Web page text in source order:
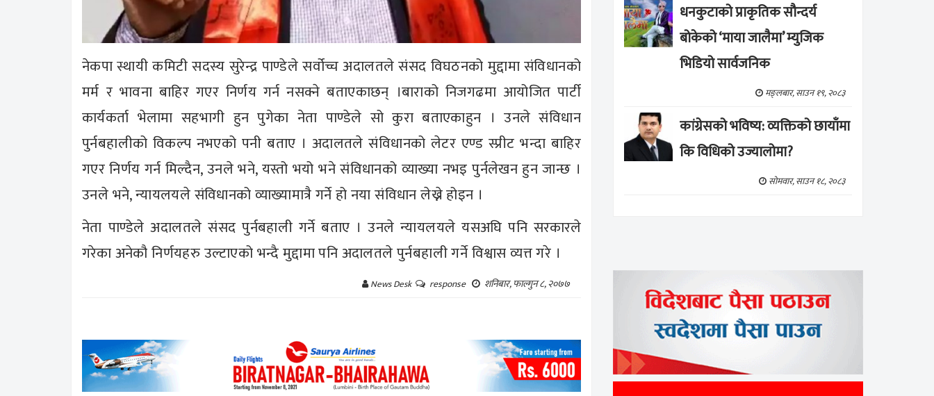
नेकपा स्थायी कमिटी सदस्य सुरेन्द्र पाण्डेले सर्वोच्च अदालतले संसद विघठनको मुद्दामा संविधानको
मर्म र भावना बाहिर गएर निर्णय गर्न नसक्ने बताएकाछन् ।बाराको निजगढमा आयोजित पार्टी
कार्यकर्ता भेलामा सहभागी हुन पुगेका नेता पाण्डेले सो कुरा बताएकाहुन । उनले संविधान
पुर्नबहालीको विकल्प नभएको पनी बताए । अदालतले संविधानको लेटर एण्ड स्प्रीट भन्दा बाहिर
गएर निर्णय गर्न मिल्दैन, उनले भने, यस्तो भयो भने संविधानको व्याख्या नभइ पुर्नलेखन हुन जान्छ ।
उनले भने, न्यायलयले संविधानको व्याख्यामात्रै गर्ने हो नया संविधान लेख्ने होइन ।
नेता पाण्डेले अदालतले संसद पुर्नबहाली गर्ने बताए । उनले न्यायलयले यसअघि पनि सरकारले
गरेका अनेकौ निर्णयहरु उल्टाएको भन्दै मुद्दामा पनि अदालतले पुर्नबहाली गर्ने विश्वास व्यत्त गरे ।
News Desk response शनिबार, फाल्गुन ८, २०७७
धनकुटाको प्राकृतिक सौन्दर्य
बोकेको ‘माया जालैमा’ म्युजिक
भिडियो सार्वजनिक
मङ्लबार, साउन १९, २०८३
कांग्रेसको भविष्य: व्यक्तिको छायाँमा
कि विधिको उज्यालोमा?
सोमवार, साउन १८, २०८३